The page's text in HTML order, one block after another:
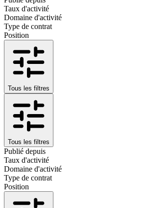
Taux d'activité
Domaine d'activité
Type de contrat
Position
Tous les filtres
Tous les filtres
Publié depuis
Taux d'activité
Domaine d'activité
Type de contrat
Position